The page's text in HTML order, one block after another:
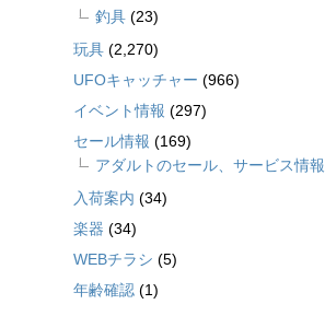
釣具 (23)
玩具 (2,270)
UFOキャッチャー (966)
イベント情報 (297)
セール情報 (169)
アダルトのセール、サービス情報
入荷案内 (34)
楽器 (34)
WEBチラシ (5)
年齢確認 (1)